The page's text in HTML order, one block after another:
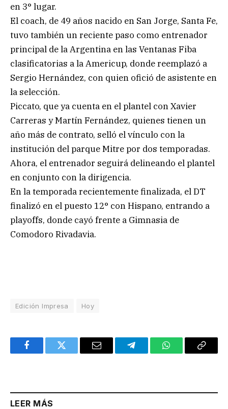
en 3° lugar.
El coach, de 49 años nacido en San Jorge, Santa Fe,
tuvo también un reciente paso como entrenador
principal de la Argentina en las Ventanas Fiba
clasificatorias a la Americup, donde reemplazó a
Sergio Hernández, con quien ofició de asistente en
la selección.
Piccato, que ya cuenta en el plantel con Xavier
Carreras y Martín Fernández, quienes tienen un
año más de contrato, selló el vínculo con la
institución del parque Mitre por dos temporadas.
Ahora, el entrenador seguirá delineando el plantel
en conjunto con la dirigencia.
En la temporada recientemente finalizada, el DT
finalizó en el puesto 12° con Hispano, entrando a
playoffs, donde cayó frente a Gimnasia de
Comodoro Rivadavia.
Edición Impresa Hoy
FacebookTwitter Email TelegramWhatsAppCopy
LEER MÁS